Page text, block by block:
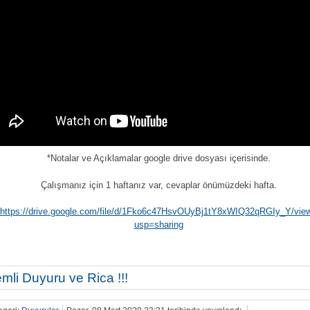
*Notalar ve Açıklamalar google drive dosyası içerisinde.
Çalışmanız için 1 haftanız var, cevaplar önümüzdeki hafta.
https://drive.google.com/file/d/1Fko6c47HsvOUyBj1tY8xWIQ32qRGIy_Y/
usp=sharing
Duyuru ve Rica !!!